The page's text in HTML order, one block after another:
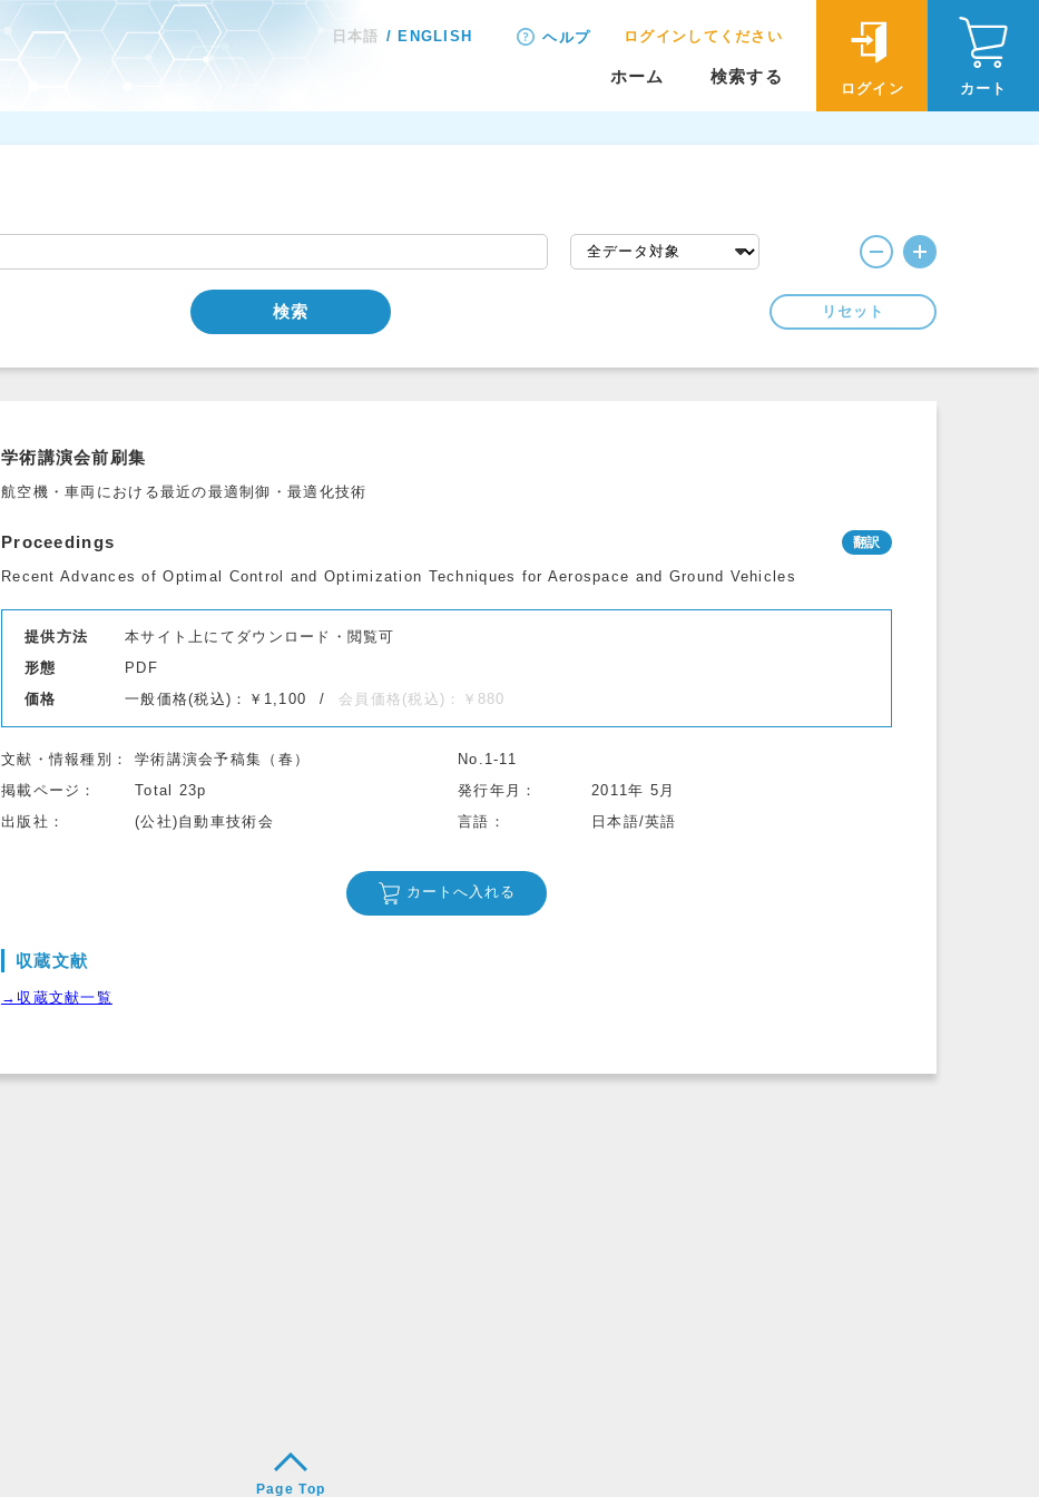
日本語 ENGLISH ヘルプ ログインしてください
ホーム 検索する
ログイン カート
検索 リセット
学術講演会前刷集
航空機・車両における最近の最適制御・最適化技術
Proceedings
Recent Advances of Optimal Control and Optimization Techniques for Aerospace and Ground Vehicles
提供方法
本サイト上にてダウンロード・閲覧可
形態
PDF
価格
一般価格(税込)：￥1,100 会員価格(税込)：￥880
文献・情報種別 学術講演会予稿集（春）
No.1-11
掲載ページ
Total 23p 発行年月
2011年 5月
出版社
(公社)自動車技術会 言語 日本語/英語
カートへ入れる
収蔵文献
→収蔵文献一覧
Page Top